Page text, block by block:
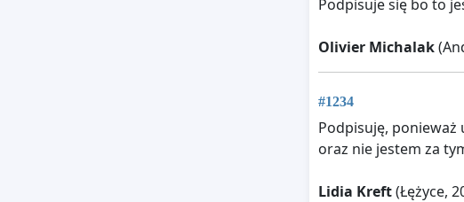
Podpisuje się bo to
Olivier Michalak
#1234
Podpisuję, ponieważ
oraz nie jestem za
Lidia Kreft(Łężyce,